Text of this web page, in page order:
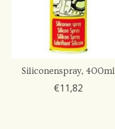
Siliconenspray, 400ml
€11,82